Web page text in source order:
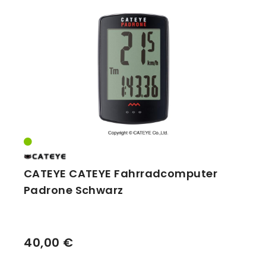
CATEYE CATEYE Fahrradcomputer
Padrone Schwarz
40,00 €